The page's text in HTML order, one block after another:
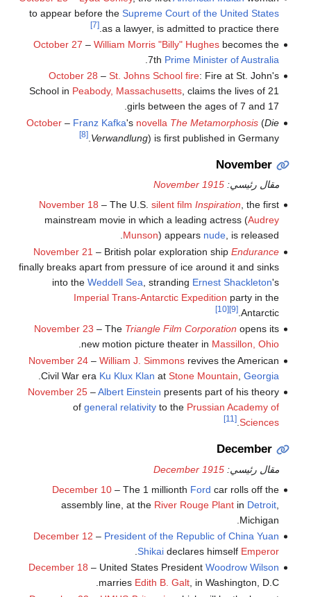
to appear before the Supreme Court of the United States
as a lawyer, is admitted to practice there.
[7]
October 27 – William Morris "Billy" Hughesbecomes the
7th Prime Minister of Australia
October 28 – St. Johns School fire: Fire at St. John's
School in Peabody, Massachusetts, claims the lives of 21
girls between the ages of 7 and 17.
October– Franz Kafka's novella The Metamorphosis(Die
Verwandlung) is first published in Germany.
[8]
November
مقال رئيسي:November 1915
November 18 – The U.S. silent film Inspiration, the first
mainstream movie in which a leading actress (Audrey
Munson) appears nude, is released.
November 21 – British polar exploration ship Endurance
finally breaks apart from pressure of ice around it and sinks
into the Weddell Sea , stranding Ernest Shackleton's
Imperial Trans-Antarctic Expedition party in the
Antarctic.
[9]
[10]
November 23 – The Triangle Film Corporation opens its
new motion picture theater in Massillon, Ohio
.
November 24– William J. Simmonsrevives the American
Civil War era Ku Klux Klan at Stone Mountain Georgia
November 25–Albert Einstein presents part of his theory
of general relativityto the Prussian Academy of
Sciences
.
[11]
December
مقال رئيسي:December 1915
December 10– The 1 millionth Ford car rolls off the
assembly line, at the River Rouge Plantin Detroit,
Michigan.
December 12 – President of the Republic of China Yuan
Shikaideclares himself Emperor
December 18 – United States President Woodrow Wilson
marries Edith B. Galt, in Washington, D.C.